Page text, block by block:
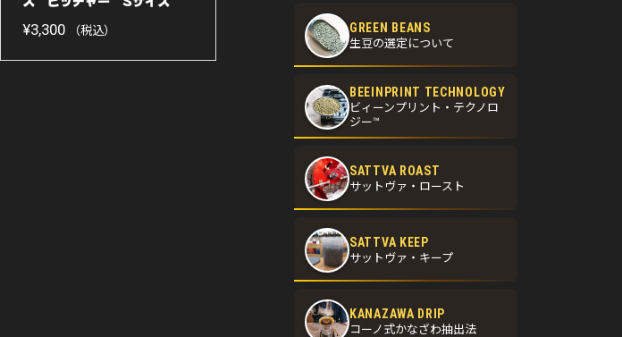
1....
¥3,300 （税込） GREEN BEANS
生豆の選定について
BEEINPRINT TECHNOLOGY
ビィーンプリント・テクノロ
ジー™
SATTVA ROAST
サットヴァ・ロースト
SATTVA KEEP
サットヴァ・キープ
KANAZAWA DRIP
コーノ式かなざわ抽出法